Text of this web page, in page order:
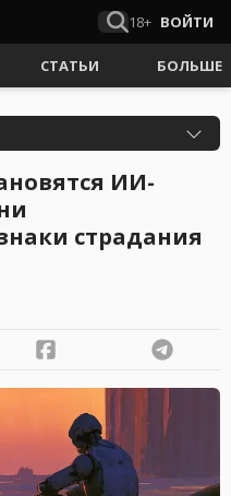
18+ ВОЙТИ
СТАТЬИ БОЛЬШЕ
ИИ-
страдания